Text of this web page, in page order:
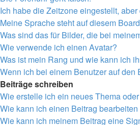
Ich habe die Zeitzone eingestellt,
Meine Sprache steht auf diesem
Was sind das für Bilder, die bei
Wie verwende ich einen Avatar?
Was ist mein Rang und wie kann ich
Wenn ich bei einem Benutzer auf
Beiträge schreiben
Wie erstelle ich ein neues Thema
Wie kann ich einen Beitrag
Wie kann ich meinem Beitrag eine